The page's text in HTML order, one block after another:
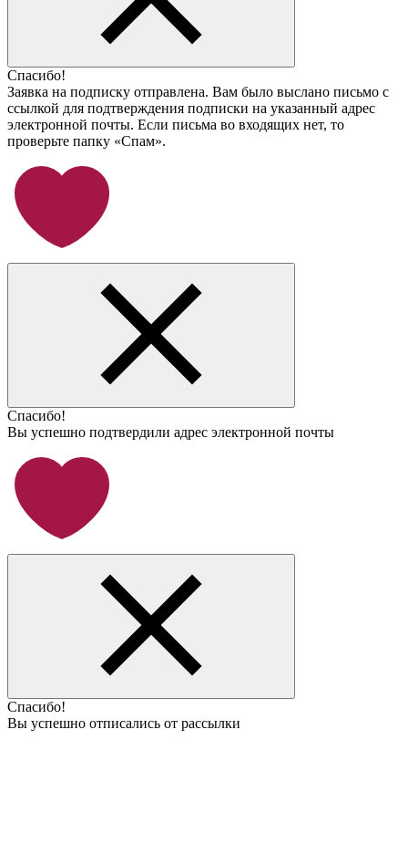
Спасибо!
Заявка на подписку отправлена. Вам было выслано письмо с
ссылкой для подтверждения подписки на указанный адрес
электронной почты. Если письма во входящих нет, то
проверьте папку «Спам».
Спасибо!
Вы успешно подтвердили адрес электронной почты
Спасибо!
Вы успешно отписались от рассылки